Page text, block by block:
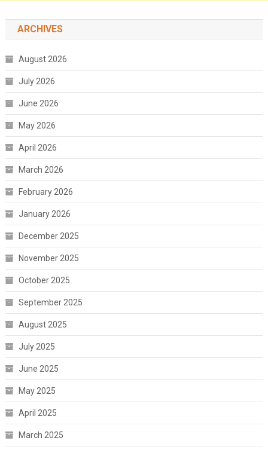
ARCHIVES
August 2026
July 2026
June 2026
May 2026
April 2026
March 2026
February 2026
January 2026
December 2025
November 2025
October 2025
September 2025
August 2025
July 2025
June 2025
May 2025
April 2025
March 2025